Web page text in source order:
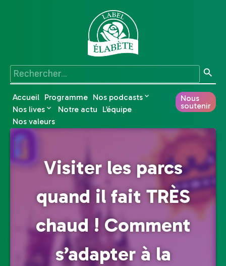
Accueil Programme Nos podcasts
Nos lives
Notre actu
L’équipe
Nos valeurs
Nous
soutenir
Visiter les parcs
quand il fait TRÈS
chaud ! Comment
s’adapter à la